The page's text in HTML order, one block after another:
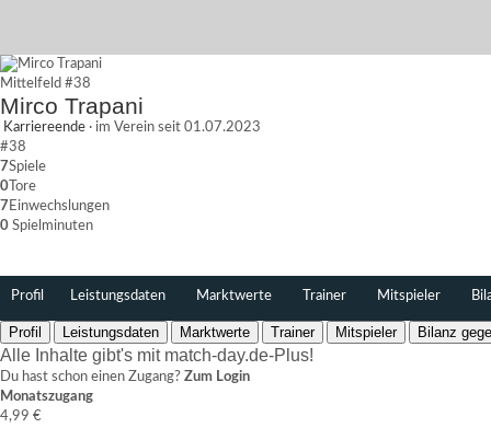
Mittelfeld #38
Mirco Trapani
Karriereende · im Verein seit 01.07.2023
#38
7Spiele
0 Tore
7 Einwechslungen
0 Spielminuten
Profil Leistungsdaten Marktwerte Trainer Mitspieler
Profil Leistungsdaten Marktwerte Trainer Mitspieler Bilanz
Alle Inhalte gibt's mit match-day.de-Plus!
Du hast schon einen Zugang? Zum Login
Monatszugang
4,99 €